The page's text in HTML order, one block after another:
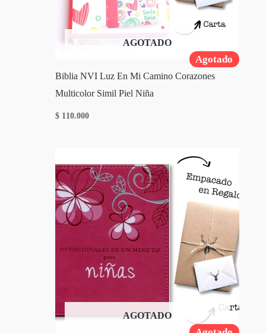
Agotado
AGOTADO
Biblia NVI Luz En Mi Camino Corazones
Multicolor Simil Piel Niña
$ 110.000
AGOTADO